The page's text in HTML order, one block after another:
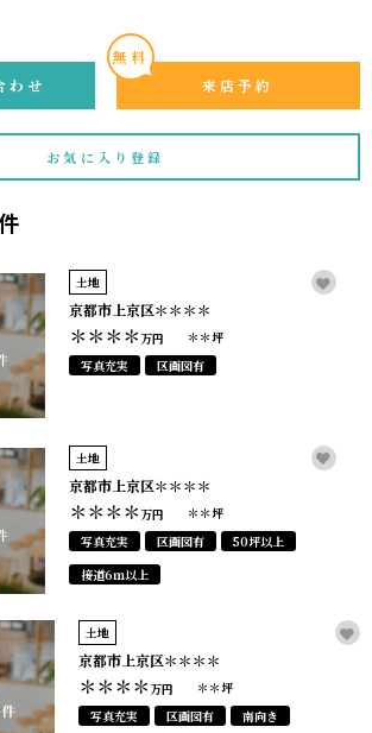
わせ
無料
来店予約
お気に入り登録
土地
京都市上京区＊＊＊＊
＊＊＊＊万円
＊＊坪
写真充実
区画図有
土地
京都市上京区＊＊＊＊
＊＊＊＊万円
＊＊坪
写真充実
区画図有
50坪以上
接道6ｍ以上
土地
京都市上京区＊＊＊＊
＊＊＊＊万円
＊＊坪
写真充実
区画図有 南向き